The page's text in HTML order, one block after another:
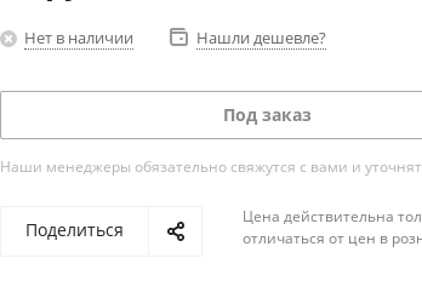
Нет в наличии Нашли дешевле?
Под заказ
Наши менеджеры обязательно свяжутся с вами и уточнят
Поделиться
Цена действительна
отличаться от цен в